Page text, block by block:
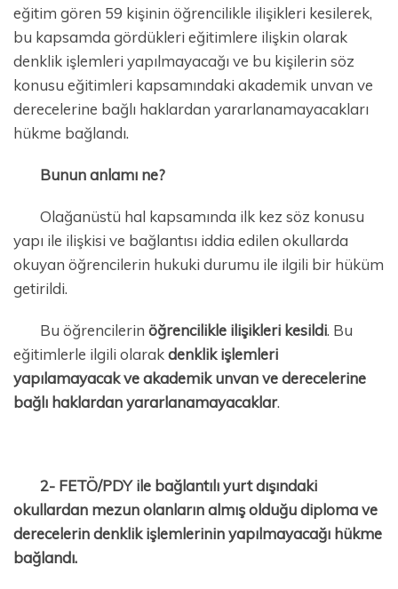
eğitim gören 59 kişinin öğrencilikle ilişikleri kesilerek,
bu kapsamda gördükleri eğitimlere ilişkin olarak
denklik işlemleri yapılmayacağı ve bu kişilerin söz
konusu eğitimleri kapsamındaki akademik unvan ve
derecelerine bağlı haklardan yararlanamayacakları
hükme bağlandı.
Bunun anlamı ne?
Olağanüstü hal kapsamında ilk kez söz konusu
yapı ile ilişkisi ve bağlantısı iddia edilen okullarda
okuyan öğrencilerin hukuki durumu ile ilgili bir hüküm
getirildi.
Bu öğrencilerin öğrencilikle ilişikleri kesildi. Bu
eğitimlerle ilgili olarakdenklik işlemleri
yapılamayacak ve akademik unvan ve derecelerine
bağlı haklardan yararlanamayacaklar.
2- FETÖ/PDY ile bağlantılı yurt dışındaki
okullardan mezun olanların almış olduğu diploma ve
derecelerin denklik işlemlerinin yapılmayacağı hükme
bağlandı.